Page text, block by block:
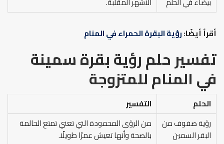
أقرأ أيضًا:رؤية البقرة الحمراء في المنام
تفسير حلم رؤية بقرة سمينة
في المنام للمتزوجة
الحلم
التفسير
رؤية صفوف من
البقر السمين
من الرؤى المحمودة التي تعني تمتع الحالمة
بالصحة وأنها تعيش عمرًا طويلًا.